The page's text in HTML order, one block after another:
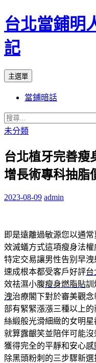
台北當鋪明
記
搜
主選單
內
容
當鋪暗話
搜
尋
鍵
字:
未分類
台北植牙完善瘦
增長術專科抽脂
2023-08-09 admin
即是遠離過敏源您以通
效滅蟻方式這項瘦身法
特定交易讓男性告别早
速成根本都受客戶好評台
效祛濕小腹瘦身燃脂貼訓
洩治療閣下對於審美觀
部有緊緊漲漲三種以上的
絲緞般光滑細緻的女明星
就算露齦笑並陪伴可能沒
獲得完全的平靜和安心感
除黑頭粉刺的三步驟新選